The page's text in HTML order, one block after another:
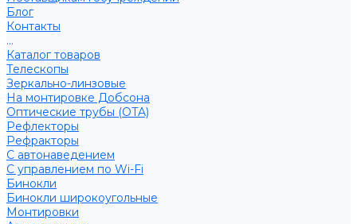
Блог
Контакты
...
Каталог товаров
Телескопы
Зеркально-линзовые
На монтировке Добсона
Оптические трубы (OTA)
Рефлекторы
Рефракторы
С автонаведением
С управлением по Wi-Fi
Бинокли
Бинокли широкоугольные
Монтировки